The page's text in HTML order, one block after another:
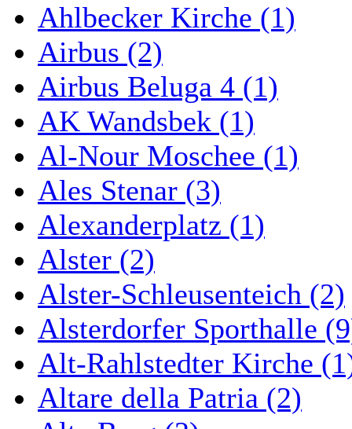
Ahlbecker Kirche (1)
Airbus (2)
Airbus Beluga 4 (1)
AK Wandsbek (1)
Al-Nour Moschee (1)
Ales Stenar (3)
Alexanderplatz (1)
Alster (2)
Alster-Schleusenteich (2)
Alsterdorfer Sporthalle
Alt-Rahlstedter Kirche
Altare della Patria (2)